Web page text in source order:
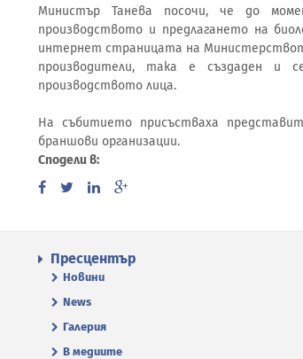
Министър Танева посочи, че до
производството и предлагането на
интернет страницата на
производители, така е създаден и
производството лица.
На събитието присъстваха
браншови организации.
Сподели в:
Пресцентър
Новини
News
Галерия
В медиите